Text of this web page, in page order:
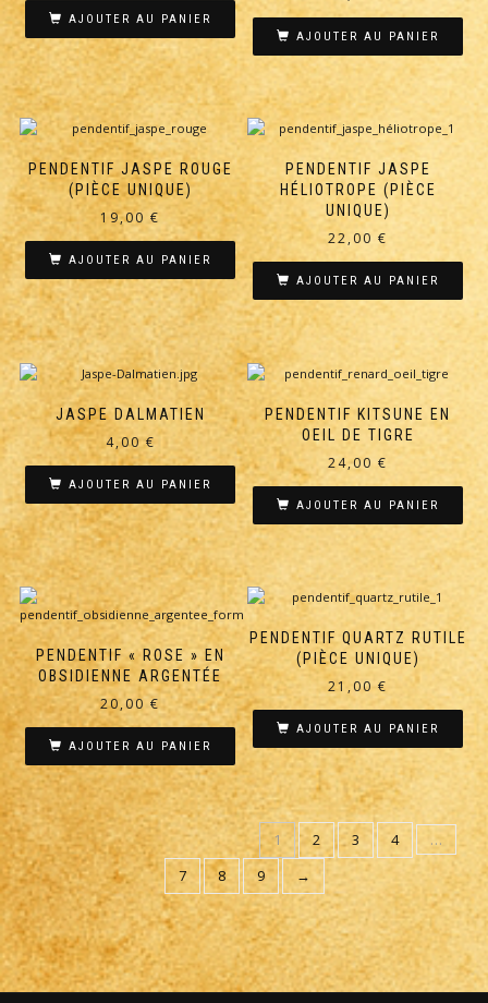
AJOUTER AU PANIER
AJOUTER AU PANIER
PENDENTIF JASPE ROUGE
(PIÈCE UNIQUE)
19,00 €
AJOUTER AU PANIER
PENDENTIF JASPE
HÉLIOTROPE (PIÈCE
UNIQUE)
22,00 €
AJOUTER AU PANIER
JASPE DALMATIEN
4,00€
AJOUTER AU PANIER
PENDENTIF KITSUNE EN
OEIL DE TIGRE
24,00 €
AJOUTER AU PANIER
PENDENTIF « ROSE » EN
OBSIDIENNE ARGENTÉE
20,00€
AJOUTER AU PANIER
PENDENTIF QUARTZ RUTILE
(PIÈCE UNIQUE)
21,00€
AJOUTER AU PANIER
1 2 3 4
…
7
8 9 →